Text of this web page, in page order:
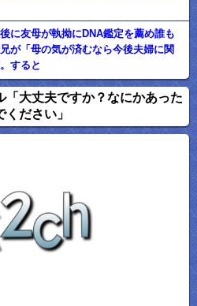
に友母が執拗にDNA鑑定を薦め誰も
が「母の気が済むなら今後夫婦に関
すると
「大丈夫ですか？なにかあった
ださい」